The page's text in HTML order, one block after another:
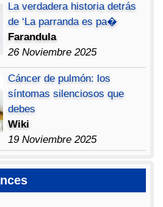
La verdadera historia detrás
de ‘La parranda es pa�
Farandula
26 Noviembre 2025
Cáncer de pulmón: los
síntomas silenciosos que
debes
Wiki
19 Noviembre 2025